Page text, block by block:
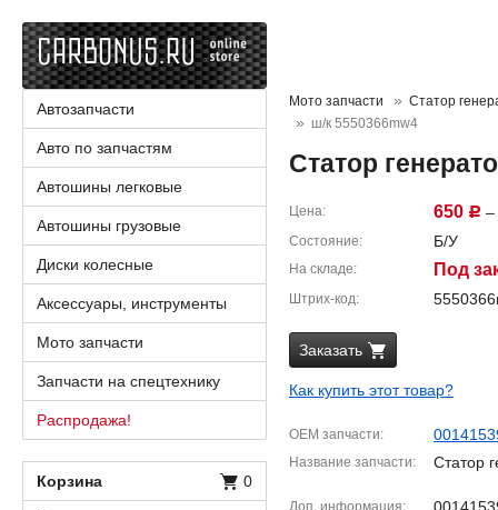
Мото запчасти
Статор
ш/к 5550366mw4
Статор
Цена 650 Р –
Состояние Б/У
На складе Под
Штрих-код
Заказать
Как купить этот товар?
OEM запчасти
Название запчасти Статор
Доп. информация
Автозапчасти
Авто по запчастям
Автошины легковые
Автошины грузовые
Диски колесные
Аксессуары, инструменты
Мото запчасти
Запчасти на спецтехнику
Распродажа!
Корзина 0